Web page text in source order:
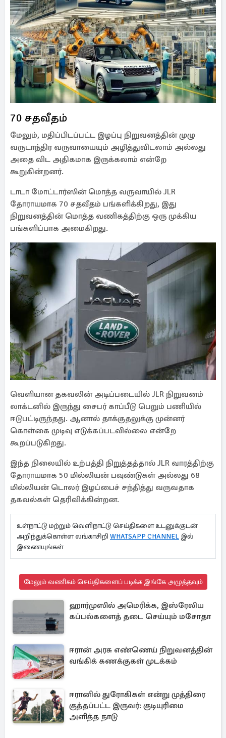
70 சதவீதம்
மேலும், மதிப்பிடப்பட்ட இழப்பு நிறுவனத்தின் முழு
வருடாந்திர வருவாயையும் அழித்துவிடலாம் அல்லது
அதை விட அதிகமாக இருக்கலாம் என்றே
கூறுகின்றனர்.
டாடா மோட்டார்ஸின் மொத்த வருவாயில் JLR
தோராயமாக 70 சதவீதம் பங்களிக்கிறது, இது
நிறுவனத்தின் மொத்த வணிகத்திற்கு ஒரு முக்கிய
பங்களிப்பாக அமைகிறது.
வெளியான தகவலின் அடிப்படையில் JLR நிறுவனம்
லாக்டனில் இருந்து சைபர் காப்பீடு பெறும் பணியில்
ஈடுபட்டிருந்தது. ஆனால் தாக்குதலுக்கு முன்னர்
கொள்கை முடிவு எடுக்கப்படவில்லை என்றே
கூறப்படுகிறது.
இந்த நிலையில் உற்பத்தி நிறுத்தத்தால் JLR வாரத்திற்கு
தோராயமாக 50 மில்லியன் பவுண்டுகள் அல்லது 68
மில்லியன் டொலர் இழப்பைச் சந்தித்து வருவதாக
தகவல்கள் தெரிவிக்கின்றன.
உள்நாட்டு மற்றும் வெளிநாட்டு செய்திகளை உடனுக்குடன்
அறிந்துக்கொள்ள லங்காசிறி WHATSAPP CHANNEL இல்
இணையுங்கள்
மேலும் வணிகம் செய்திகளைப் படிக்க இங்கே அழுத்தவும்
ஹார்முஸில் அமெரிக்க, இஸ்ரேலிய
கப்பல்களைத் தடை செய்யும் மசோதா
ஈரான் அரசு எண்ணெய் நிறுவனத்தின்
வங்கிக் கணக்குகள் முடக்கம்
ஈரானில் துரோகிகள் என்று முத்திரை
குத்தப்பட்ட இருவர்: குடியுரிமை
அளித்த நாடு